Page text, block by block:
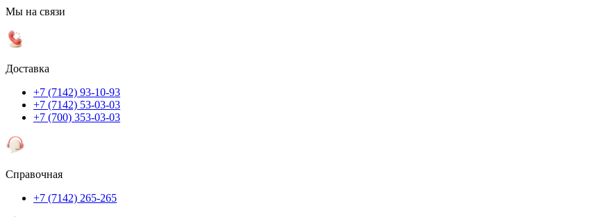
Мы на связи
Доставка
+7 (7142) 93-10-93
+7 (7142) 53-03-03
+7 (700) 353-03-03
Справочная
+7 (7142) 265-265